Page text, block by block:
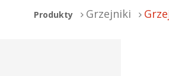
Produkty Grzejniki